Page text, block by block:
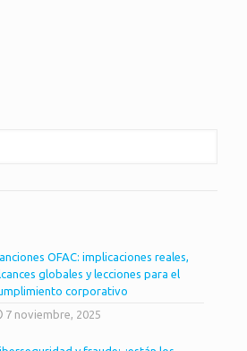
OFAC: implicaciones reales,
globales y lecciones para el
corporativo
7 noviembre, 2025